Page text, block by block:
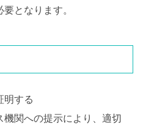
となります。
明する
機関への提示により、適切